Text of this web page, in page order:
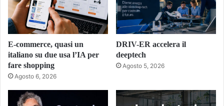
E-commerce, quasi un
italiano su due usa l’IA per
fare shopping
Agosto 6, 2026
DRIV-ER accelera il
deeptech
Agosto 5, 2026